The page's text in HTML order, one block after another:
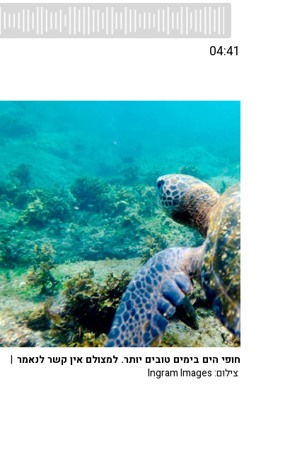
04:41
חופי הים בימים טובים יותר. למצולם אין קשר לנאמר |
צילום: Ingram Images